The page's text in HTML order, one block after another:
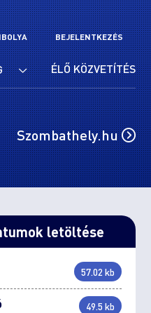
BEJELENTKEZÉS
ÉLŐ KÖZVETÍTÉS
Szombathely.hu
letöltése
57.02 kb
49.5 kb